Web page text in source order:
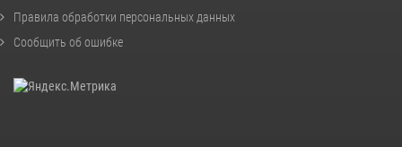
Правила обработки персональных данных
Сообщить об ошибке